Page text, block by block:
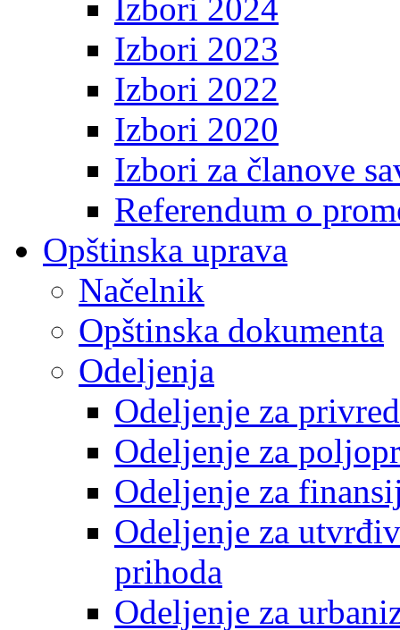
Izbori 2024
Izbori 2023
Izbori 2022
Izbori 2020
Izbori za članove
Referendum o
Opštinska uprava
Načelnik
Opštinska dokumenta
Odeljenja
Odeljenje za
Odeljenje za
Odeljenje za
Odeljenje za
prihoda
Odeljenje za